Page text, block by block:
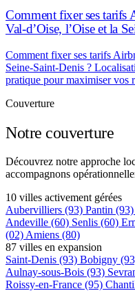
Comment fixer ses tarifs
Val-d’Oise, l’Oise et la
Comment fixer ses tarifs
Seine-Saint-Denis ?
pratique pour maximiser vos
Couverture
Notre couverture
Découvrez notre approche
accompagnons
10 villes activement gérées
Aubervilliers (93) Pantin (93)
Andeville (60) Senlis (60)
(02) Amiens (80)
87 villes en expansion
Saint-Denis (93) Bobigny
Aulnay-sous-Bois (93)
Roissy-en-France (95)